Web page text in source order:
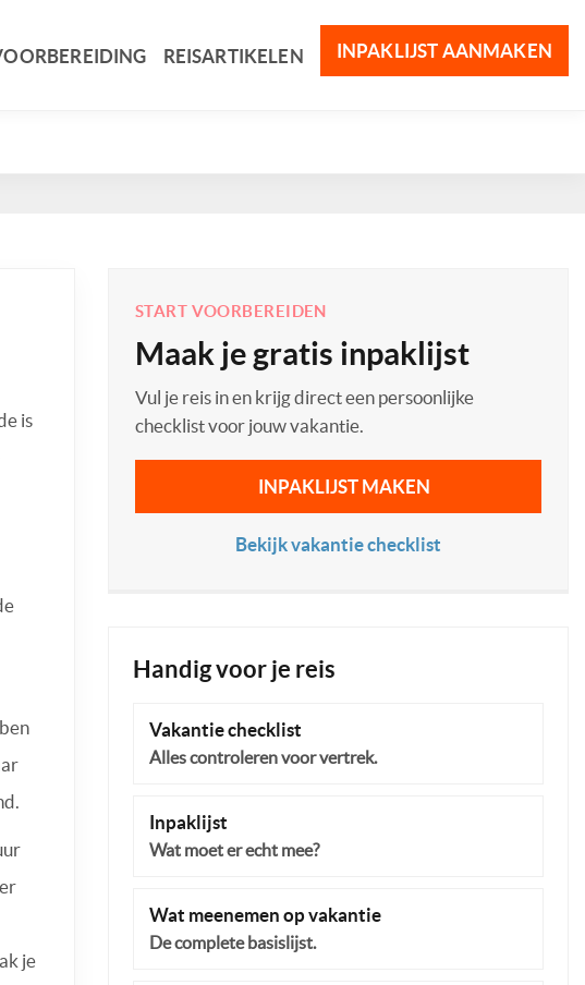
REISARTIKELEN INPAKLIJST AANMAKEN
is
je
START VOORBEREIDEN
Maak je gratis inpaklijst
Vul je reis in en krijg direct een persoonlijke
checklist voor jouw vakantie.
INPAKLIJST MAKEN
Bekijk vakantie checklist
Handig voor je reis
Vakantie checklist
Alles controleren voor vertrek.
Inpaklijst
Wat moet er echt mee?
Wat meenemen op vakantie
De complete basislijst.